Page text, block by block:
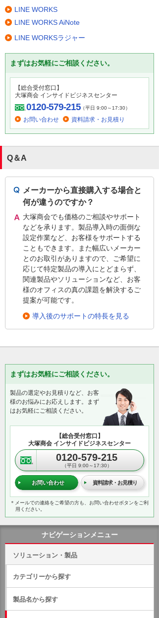
LINE WORKS
LINE WORKS AiNote
LINE WORKSラジャー
まずはお気軽にご相談ください。
【総合受付窓口】
大塚商会 インサイドビジネスセンター
0120-579-215（平日 9:00～17:30）
お問い合わせ 資料請求・お見積り
Q＆A
メーカーから直接購入する場合と
何が違うのですか？
大塚商会でも価格のご相談やサポート
などを承ります。製品導入時の面倒な
設定作業など、お客様をサポートする
こともできます。また幅広いメーカー
とのお取引がありますので、ご希望に
応じて特定製品の導入にとどまらず、
関連製品やソリューションなど、お客
様のオフィスの真の課題を解決するご
提案が可能です。
導入後のサポートの特長を見る
まずはお気軽にご相談ください。
製品の選定やお見積りなど、お客
様のお悩みにお応えします。まず
はお気軽にご相談ください。
【総合受付窓口】
大塚商会 インサイドビジネスセンター
0120-579-215
（平日 9:00～17:30）
お問い合わせ 資料請求・お見積り
＊メールでの連絡をご希望の方も、お問い合わせボタンをご利
用ください。
ナビゲーションメニュー
ソリューション・製品
カテゴリーから探す
製品名から探す